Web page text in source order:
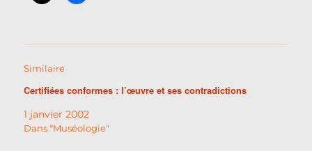
Similaire
Certifiées conformes : l’œuvre et ses contradictions
1 janvier 2002
Dans "Muséologie"